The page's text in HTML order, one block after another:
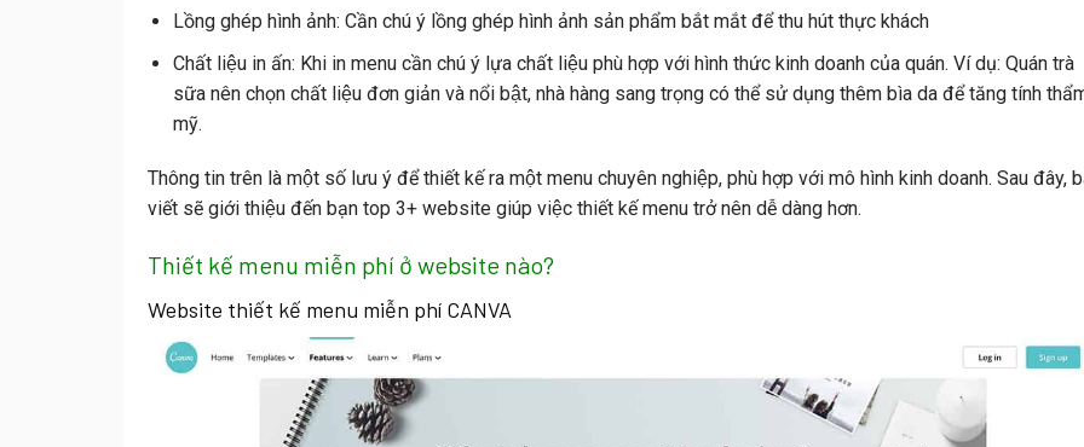
Lồng ghép hình ảnh: Cần chú ý lồng ghép hình ảnh sản phẩm bắt mắt để thu hút thực khách
Chất liệu in ấn: Khi in menu cần chú ý lựa chất liệu phù hợp với hình thức kinh doanh của quán. Ví dụ: Quán trà
sữa nên chọn chất liệu đơn giản và nổi bật, nhà hàng sang trọng có thể sử dụng thêm bìa da để tăng tính
mỹ.
Thông tin trên là một số lưu ý để thiết kế ra một menu chuyên nghiệp, phù hợp với mô hình kinh doanh. Sau đây,
viết sẽ giới thiệu đến bạn top 3+ website giúp việc thiết kế menu trở nên dễ dàng hơn.
Thiết kế menu miễn phí ở website nào?
Website thiết kế menu miễn phí CANVA